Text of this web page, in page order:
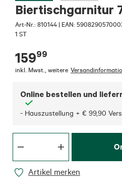
Biertischgarnitur
Art-Nr.: 810144 | EAN:
1 ST
15999
inkl. Mwst. weitere
Online bestellen und
- Hauszustellung + € 99,90
Artikel merken